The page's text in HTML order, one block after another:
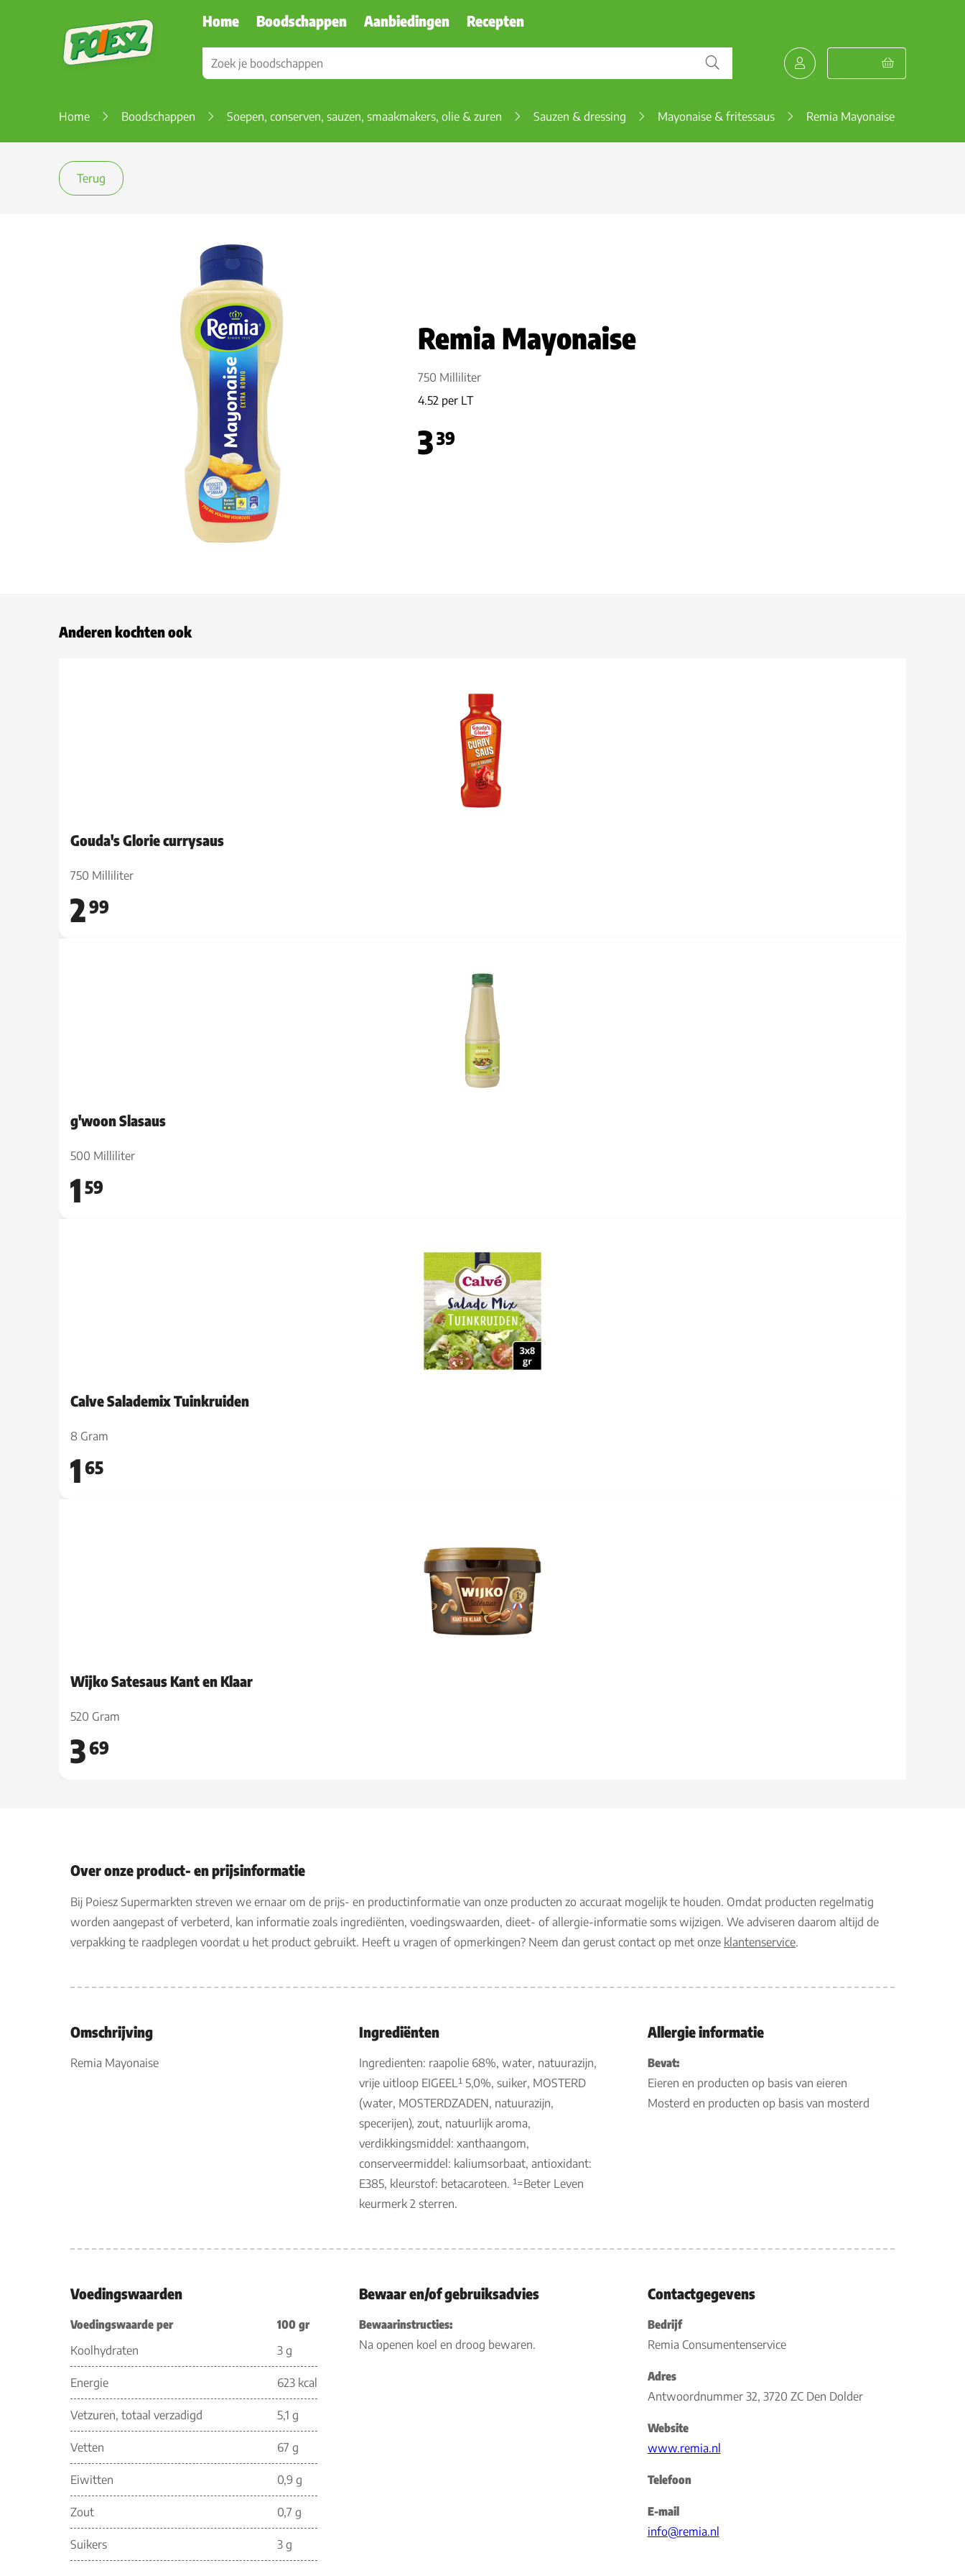
Home Boodschappen Aanbiedingen Recepten
Home Boodschappen Soepen, conserven, sauzen, smaakmakers, olie & zuren Sauzen & dressing Mayonaise & fritessaus Remia Mayonaise
Terug
Remia Mayonaise
750 Milliliter
4.52 per LT
339
Anderen kochten ook
Gouda's Glorie currysaus
750 Milliliter
299
g'woon Slasaus
500 Milliliter
1 59
Calve Salademix Tuinkruiden
8 Gram
1 65
Wijko Satesaus Kant en Klaar
520 Gram
369
Over onze product- en prijsinformatie
Bij Poiesz Supermarkten streven we ernaar om de prijs- en productinformatie van onze producten zo accuraat mogelijk te houden. Omdat producten regelmatig
worden aangepast of verbeterd, kan informatie zoals ingrediënten, voedingswaarden, dieet- of allergie-informatie soms wijzigen. We adviseren daarom altijd de
verpakking te raadplegen voordat u het product gebruikt. Heeft u vragen of opmerkingen? Neem dan gerust contact op met onze klantenservice.
Omschrijving
Remia Mayonaise
Ingrediënten
Ingredienten: raapolie 68%, water, natuurazijn,
vrije uitloop EIGEEL¹ 5,0%, suiker, MOSTERD
(water, MOSTERDZADEN, natuurazijn,
specerijen), zout, natuurlijk aroma,
verdikkingsmiddel: xanthaangom,
conserveermiddel: kaliumsorbaat, antioxidant:
E385, kleurstof: betacaroteen. ¹=Beter Leven
keurmerk 2 sterren.
Allergie informatie
Bevat:
Eieren en producten op basis van eieren
Mosterd en producten op basis van mosterd
Voedingswaarden
Voedingswaarde per
100 gr
Koolhydraten
3 g
Energie 623 kcal
Vetzuren, totaal verzadigd 5,1 g
Vetten 67 g
Eiwitten 0,9 g
Zout 0,7 g
Suikers 3 g
Bewaar en/of gebruiksadvies
Bewaarinstructies:
Na openen koel en droog bewaren.
Contactgegevens
Bedrijf
Remia Consumentenservice
Adres
Antwoordnummer 32, 3720 ZC Den Dolder
Website
www.remia.nl
Telefoon
E-mail
info@remia.nl